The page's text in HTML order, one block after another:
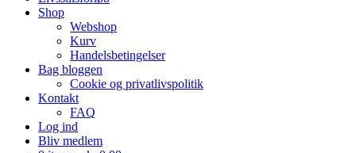
Shop
Webshop
Kurv
Handelsbetingelser
Bag bloggen
Cookie og privatlivspolitik
Kontakt
FAQ
Log ind
Bliv medlem